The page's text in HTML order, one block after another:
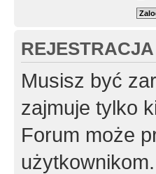
REJESTRACJA
Musisz być
zajmuje tylko
Forum może